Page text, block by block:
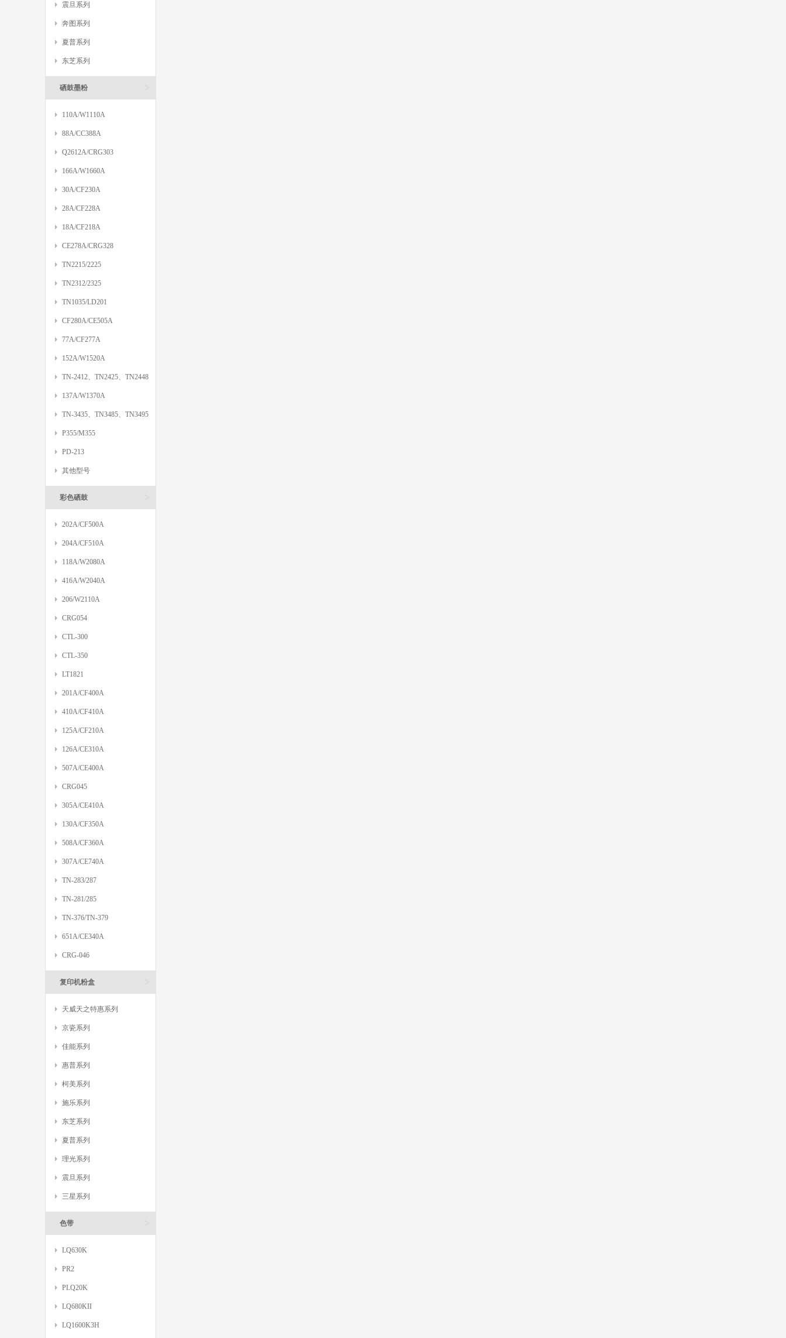
震旦系列
奔图系列
夏普系列
东芝系列
硒鼓墨粉
110A/W1110A
88A/CC388A
Q2612A/CRG303
166A/W1660A
30A/CF230A
28A/CF228A
18A/CF218A
CE278A/CRG328
TN2215/2225
TN2312/2325
TN1035/LD201
CF280A/CE505A
77A/CF277A
152A/W1520A
TN-2412、TN2425、TN2448
137A/W1370A
TN-3435、TN3485、TN3495
P355/M355
PD-213
其他型号
彩色硒鼓
202A/CF500A
204A/CF510A
118A/W2080A
416A/W2040A
206/W2110A
CRG054
CTL-300
CTL-350
LT1821
201A/CF400A
410A/CF410A
125A/CF210A
126A/CE310A
507A/CE400A
CRG045
305A/CE410A
130A/CF350A
508A/CF360A
307A/CE740A
TN-283/287
TN-281/285
TN-376/TN-379
651A/CE340A
CRG-046
复印机粉盒
天威天之特惠系列
京瓷系列
佳能系列
惠普系列
柯美系列
施乐系列
东芝系列
夏普系列
理光系列
震旦系列
三星系列
色带
LQ630K
PR2
PLQ20K
LQ680KII
LQ1600K3H